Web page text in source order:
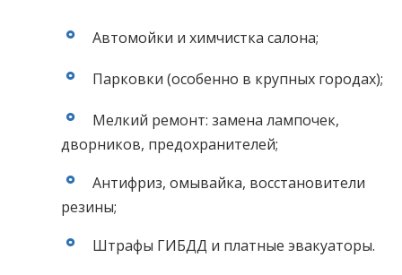
Автомойки и химчистка салона;
Парковки (особенно в крупных городах);
Мелкий ремонт: замена лампочек,
дворников, предохранителей;
Антифриз, омывайка, восстановители
резины;
Штрафы ГИБДД и платные эвакуаторы.